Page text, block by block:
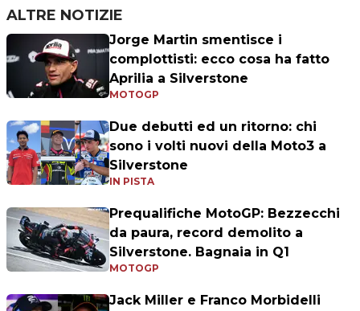
ALTRE NOTIZIE
Jorge Martin smentisce i
complottisti: ecco cosa ha fatto
Aprilia a Silverstone
MOTOGP
Due debutti ed un ritorno: chi
sono i volti nuovi della Moto3 a
Silverstone
IN PISTA
Prequalifiche MotoGP: Bezzecchi
da paura, record demolito a
Silverstone. Bagnaia in Q1
MOTOGP
Jack Miller e Franco Morbidelli